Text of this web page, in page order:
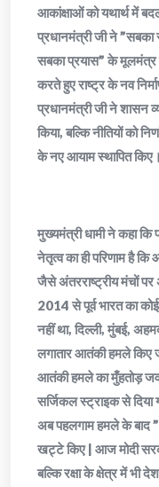
आकांक्षाओं को यथार्थ में
प्रधानमंत्री जी ने
सबका प्रयास” के मूलमंत्र
करते हुए राष्ट्र के नव
प्रधानमंत्री जी ने शासन
किया, बल्कि नीतियों को
के नए आयाम स्थापित किए।
मुख्यमंत्री धामी ने कहा
नेतृत्व का ही परिणाम है
जैसे अंतरराष्ट्रीय मंचों पर
2014 से पूर्व भारत का
नहीं था, दिल्ली, मुंबई,
लगातार आतंकी हमले
आतंकी हमले का मुँहतोड़
सर्जिकल स्ट्राइक से दिया
अब पहलगाम हमले के बाद
खट्टे किए | आज मोदी
बल्कि रक्षा के क्षेत्र में भी